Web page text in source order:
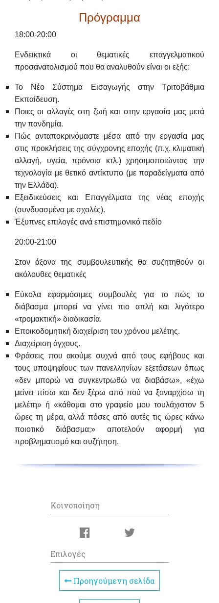
Πρόγραμμα
18:00-20:00
Ενδεικτικά οι θεματικές επαγγελματικού
προσανατολισμού που θα αναλυθούν είναι οι εξής:
Το Νέο Σύστημα Εισαγωγής στην Τριτοβάθμια
Εκπαίδευση.
Ποιες οι αλλαγές στη ζωή και στην εργασία μας μετά
την πανδημία.
Πώς ανταποκρινόμαστε μέσα από την εργασία μας
στις προκλήσεις της σύγχρονης εποχής (π.χ. κλιματική
αλλαγή, υγεία, πρόνοια κτλ.) χρησιμοποιώντας την
τεχνολογία με θετικό αντίκτυπο (με παραδείγματα από
την Ελλάδα).
Εξειδικεύσεις και Επαγγέλματα της νέας εποχής
(συνδυασμένα με σχολές).
Έξυπνες επιλογές ανά επιστημονικό πεδίο
20:00-21:00
Στον άξονα της συμβουλευτικής θα συζητηθούν οι
ακόλουθες θεματικές
Εύκολα εφαρμόσιμες συμβουλές για το πώς το
διάβασμα μπορεί να γίνει πιο απλή και λιγότερο
«τρομακτική» διαδικασία.
Εποικοδομητική διαχείριση του χρόνου μελέτης.
Διαχείριση άγχους.
Φράσεις που ακούμε συχνά από τους εφήβους και
τους υποψηφίους των πανελληνίων εξετάσεων όπως
«δεν μπορώ να συγκεντρωθώ να διαβάσω», «έχω
μείνει πίσω και δεν ξέρω από πού να ξαναρχίσω τη
μελέτη» ή «κάθομαι στο γραφείο μου τουλάχιστον 5
ώρες τη μέρα, αλλά πόσες από αυτές τις ώρες κάνω
ποιοτικό διάβασμα;» αποτελούν αφορμή για
προβληματισμό και συζήτηση.
Κοινοποίηση
Επιλογές
Προηγούμενη σελίδα